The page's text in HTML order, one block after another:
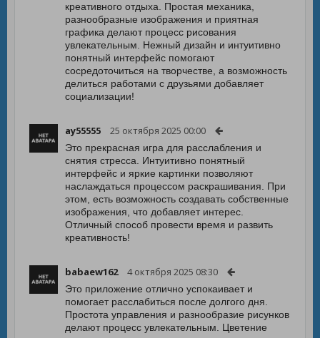
креативного отдыха. Простая механика,
разнообразные изображения и приятная
графика делают процесс рисования
увлекательным. Нежный дизайн и интуитивно
понятный интерфейс помогают
сосредоточиться на творчестве, а возможность
делиться работами с друзьями добавляет
социализации!
ay55555 25 октября 2025 00:00
Это прекрасная игра для расслабления и
снятия стресса. Интуитивно понятный
интерфейс и яркие картинки позволяют
наслаждаться процессом раскрашивания. При
этом, есть возможность создавать собственные
изображения, что добавляет интерес.
Отличный способ провести время и развить
креативность!
babaew162 4 октября 2025 08:30
Это приложение отлично успокаивает и
помогает расслабиться после долгого дня.
Простота управления и разнообразие рисунков
делают процесс увлекательным. Цветение